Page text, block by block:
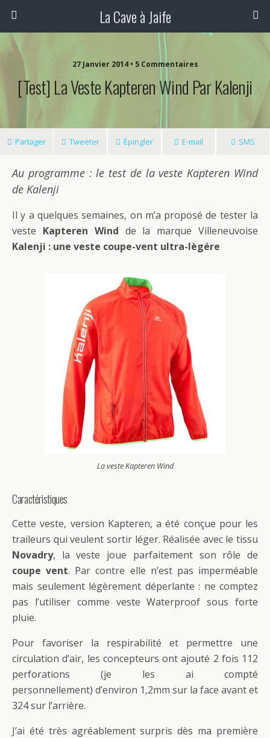
La Cave à Jaife
27 Janvier 2014 • 5 Commentaires
[Test] La Veste Kapteren Wind Par Kalenji
Partager Tweeter Épingler E-mail SMS
Au programme : le test de la veste Kapteren Wind
de Kalenji
Il y a quelques semaines, on m’a proposé de tester la
veste Kapteren Wind de la marque Villeneuvoise
Kalenji : une veste coupe-vent ultra-lègére
La veste Kapteren Wind
Caractéristiques
Cette veste, version Kapteren, a été conçue pour les
traileurs qui veulent sortir léger. Réalisée avec le tissu
Novadry, la veste joue parfaitement son rôle de
coupe vent. Par contre elle n’est pas imperméable
mais seulement légèrement déperlante : ne comptez
pas l’utiliser comme veste Waterproof sous forte
pluie.
Pour favoriser la respirabilité et permettre une
circulation d’air, les concepteurs ont ajouté 2 fois 112
perforations (je les ai compté
personnellement) d’environ 1,2mm sur la face avant et
324 sur l’arrière.
J’ai été très agréablement surpris dès ma première